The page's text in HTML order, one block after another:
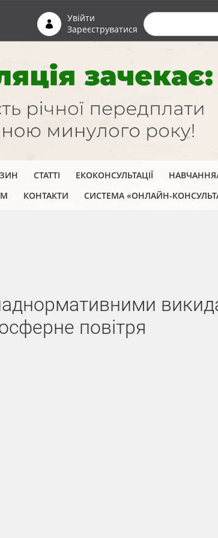
Увійти
Зареєструватися
СТАТТІ ЕКОКОНСУЛЬТАЦІЇ
НАВЧАННЯ/
КОНТАКТИ СИСТЕМА «ОНЛАЙН-
повітря